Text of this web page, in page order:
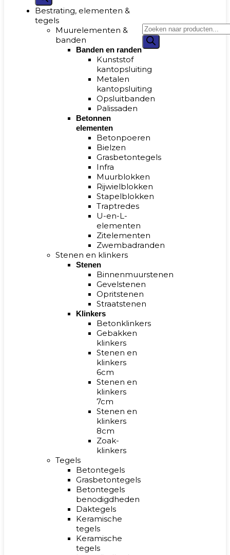
Bestrating, elementen &
tegels
Muurelementen &
banden
Banden en randen
Kunststof
kantopsluiting
Metalen
kantopsluiting
Opsluitbanden
Palissaden
Betonnen
elementen
Betonpoeren
Bielzen
Grasbetontegels
Infra
Muurblokken
Rijwielblokken
Stapelblokken
Traptredes
U-en-L-
elementen
Zitelementen
Zwembadranden
Stenen en klinkers
Stenen
Binnenmuurstenen
Gevelstenen
Opritstenen
Straatstenen
Klinkers
Betonklinkers
Gebakken
klinkers
Stenen en
klinkers
6cm
Stenen en
klinkers
7cm
Stenen en
klinkers
8cm
Zoak-
klinkers
Tegels
Betontegels
Grasbetontegels
Betontegels
benodigdheden
Daktegels
Keramische
tegels
Keramische
tegels